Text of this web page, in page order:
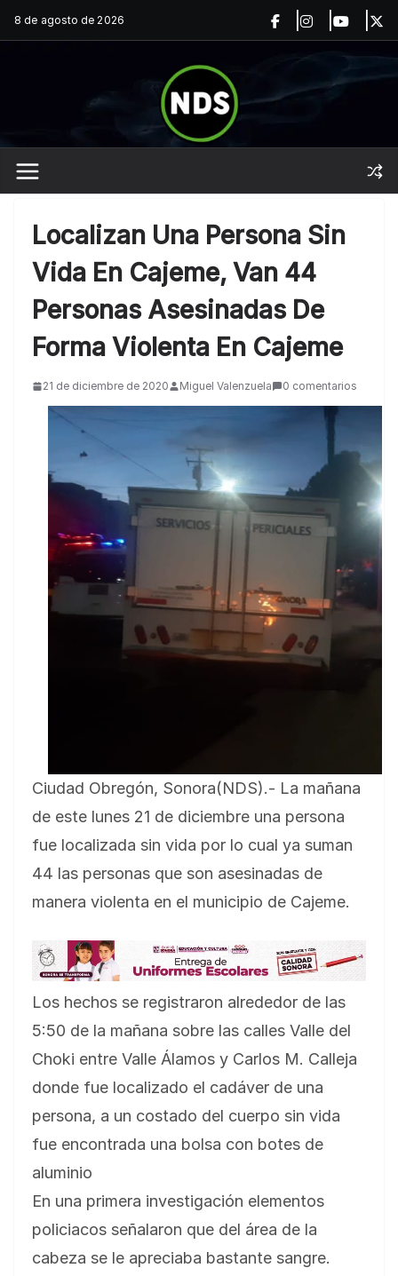
Saltar
al
8 de agosto de 2026
Localizan Una Persona Sin
Vida En Cajeme, Van 44
Personas Asesinadas De
Forma Violenta En Cajeme
21 de diciembre de 2020 Miguel Valenzuela 0 comentarios
Ciudad Obregón, Sonora(NDS).- La mañana
de este lunes 21 de diciembre una persona
fue localizada sin vida por lo cual ya suman
44 las personas que son asesinadas de
manera violenta en el municipio de Cajeme.
Los hechos se registraron alrededor de las
5:50 de la mañana sobre las calles Valle del
Choki entre Valle Álamos y Carlos M. Calleja
donde fue localizado el cadáver de una
persona, a un costado del cuerpo sin vida
fue encontrada una bolsa con botes de
aluminio
En una primera investigación elementos
policiacos señalaron que del área de la
cabeza se le apreciaba bastante sangre.